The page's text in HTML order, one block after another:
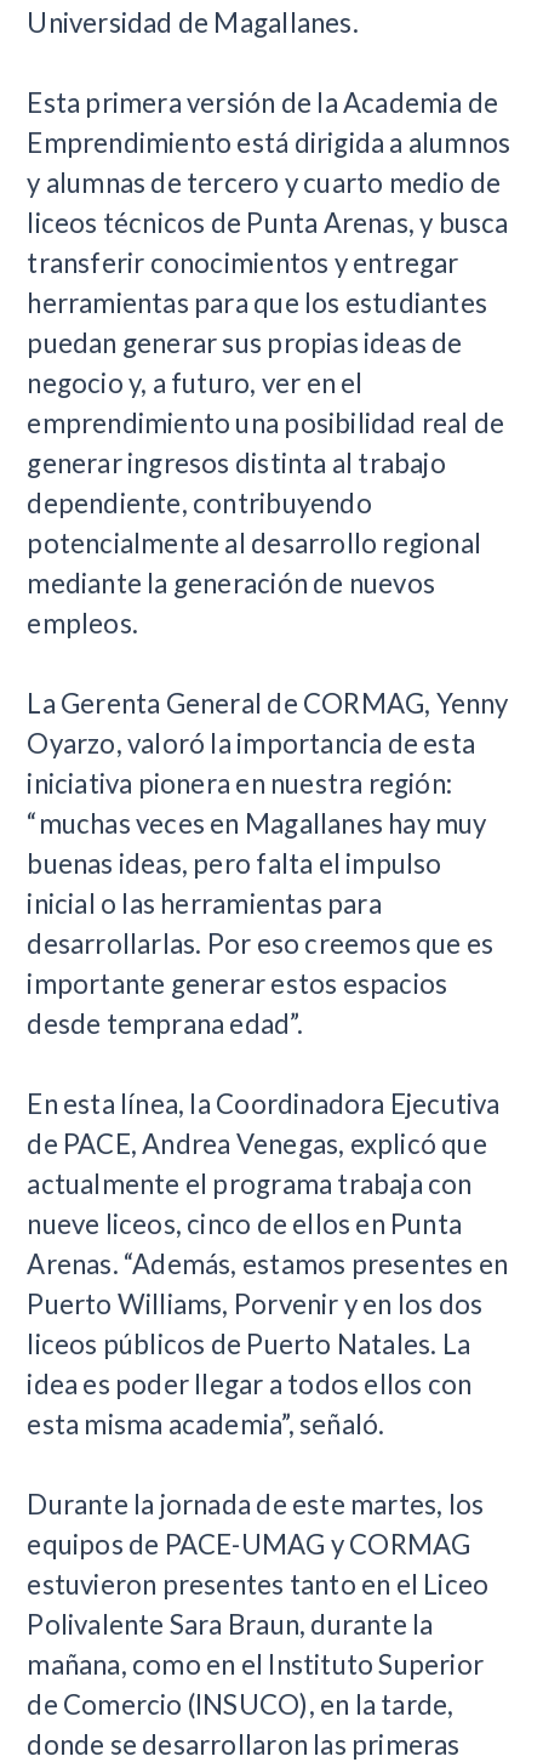
Universidad de Magallanes.
Esta primera versión de la Academia de
Emprendimiento está dirigida a alumnos
y alumnas de tercero y cuarto medio de
liceos técnicos de Punta Arenas, y busca
transferir conocimientos y entregar
herramientas para que los estudiantes
puedan generar sus propias ideas de
negocio y, a futuro, ver en el
emprendimiento una posibilidad real de
generar ingresos distinta al trabajo
dependiente, contribuyendo
potencialmente al desarrollo regional
mediante la generación de nuevos
empleos.
La Gerenta General de CORMAG, Yenny
Oyarzo, valoró la importancia de esta
iniciativa pionera en nuestra región:
“muchas veces en Magallanes hay muy
buenas ideas, pero falta el impulso
inicial o las herramientas para
desarrollarlas. Por eso creemos que es
importante generar estos espacios
desde temprana edad”.
En esta línea, la Coordinadora Ejecutiva
de PACE, Andrea Venegas, explicó que
actualmente el programa trabaja con
nueve liceos, cinco de ellos en Punta
Arenas. “Además, estamos presentes en
Puerto Williams, Porvenir y en los dos
liceos públicos de Puerto Natales. La
idea es poder llegar a todos ellos con
esta misma academia”, señaló.
Durante la jornada de este martes, los
equipos de PACE-UMAG y CORMAG
estuvieron presentes tanto en el Liceo
Polivalente Sara Braun, durante la
mañana, como en el Instituto Superior
de Comercio (INSUCO), en la tarde,
donde se desarrollaron las primeras